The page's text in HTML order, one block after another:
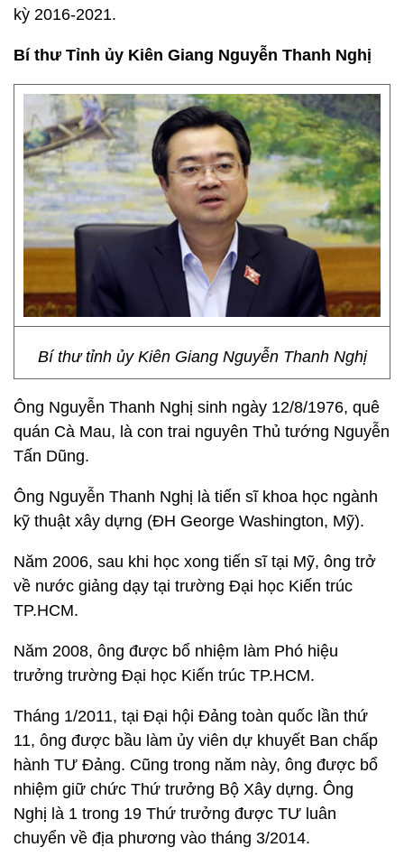
kỳ 2016-2021.
Bí thư Tỉnh ủy Kiên Giang Nguyễn Thanh Nghị
Bí thư tỉnh ủy Kiên Giang Nguyễn Thanh Nghị
Ông Nguyễn Thanh Nghị sinh ngày 12/8/1976, quê
quán Cà Mau, là con trai nguyên Thủ tướng Nguyễn
Tấn Dũng.
Ông Nguyễn Thanh Nghị là tiến sĩ khoa học ngành
kỹ thuật xây dựng (ĐH George Washington, Mỹ).
Năm 2006, sau khi học xong tiến sĩ tại Mỹ, ông trở
về nước giảng dạy tại trường Đại học Kiến trúc
TP.HCM.
Năm 2008, ông được bổ nhiệm làm Phó hiệu
trưởng trường Đại học Kiến trúc TP.HCM.
Tháng 1/2011, tại Đại hội Đảng toàn quốc lần thứ
11, ông được bầu làm ủy viên dự khuyết Ban chấp
hành TƯ Đảng. Cũng trong năm này, ông được bổ
nhiệm giữ chức Thứ trưởng Bộ Xây dựng. Ông
Nghị là 1 trong 19 Thứ trưởng được TƯ luân
chuyển về địa phương vào tháng 3/2014.